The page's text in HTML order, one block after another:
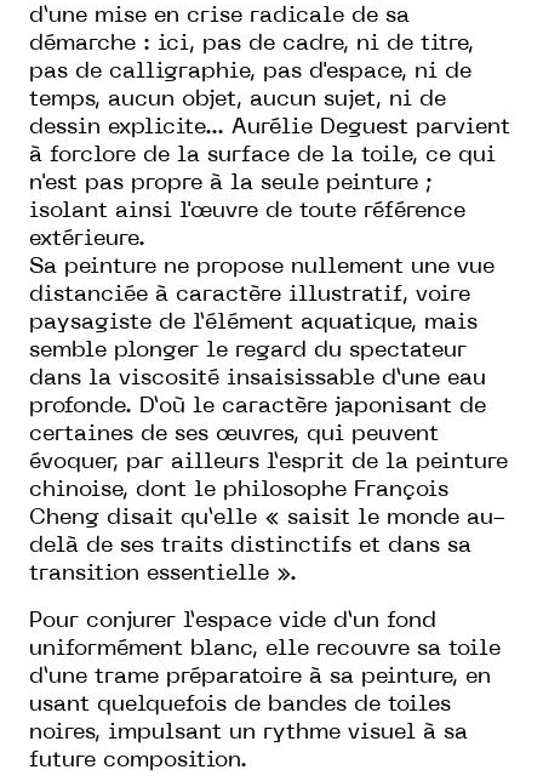
d’une mise en crise radicale de sa
démarche : ici, pas de cadre, ni de titre,
pas de calligraphie, pas d'espace, ni de
temps, aucun objet, aucun sujet, ni de
dessin explicite... Aurélie Deguest parvient
à forclore de la surface de la toile, ce qui
n'est pas propre à la seule peinture ;
isolant ainsi l'œuvre de toute référence
extérieure.
Sa peinture ne propose nullement une vue
distanciée à caractère illustratif, voire
paysagiste de l’élément aquatique, mais
semble plonger le regard du spectateur
dans la viscosité insaisissable d’une eau
profonde. D’où le caractère japonisant de
certaines de ses œuvres, qui peuvent
évoquer, par ailleurs l’esprit de la peinture
chinoise, dont le philosophe François
Cheng disait qu’elle « saisit le monde au-
delà de ses traits distinctifs et dans sa
transition essentielle ».
Pour conjurer l’espace vide d’un fond
uniformément blanc, elle recouvre sa toile
d’une trame préparatoire à sa peinture, en
usant quelquefois de bandes de toiles
noires, impulsant un rythme visuel à sa
future composition.